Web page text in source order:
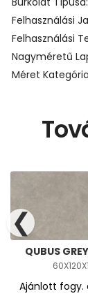
Felhasználási
Felhasználási
Nagyméretű
Méret Kategória
QUBUS
Ajánlott fogy.
❮